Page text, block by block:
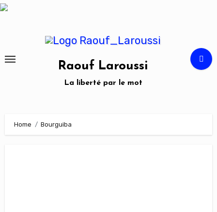
Skip
Raouf Laroussi
La liberté par le mot
Home Bourguiba